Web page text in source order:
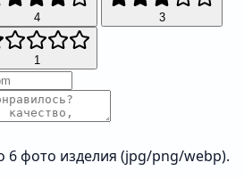
4 3
1
фото изделия (jpg/png/webp).